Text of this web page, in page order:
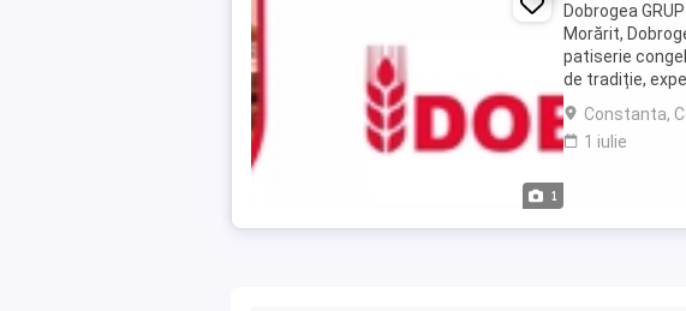
1
Dobrogea
Morărit,
patiserie
de tradiție,
mândrește cu
Constanta,
1 iulie